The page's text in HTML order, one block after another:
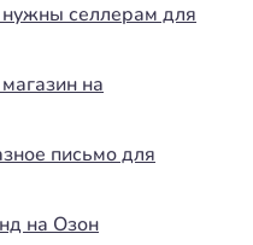
селлерам для
на
письмо для
на Озон